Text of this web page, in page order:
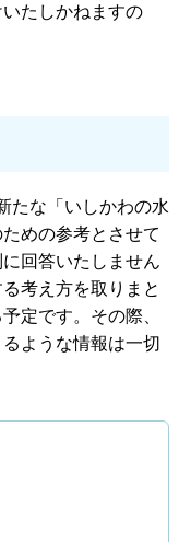
たしかねますの
たな「いしかわの水
めの参考とさせて
回答いたしません
考え方を取りまと
定です。その際、
ような情報は一切